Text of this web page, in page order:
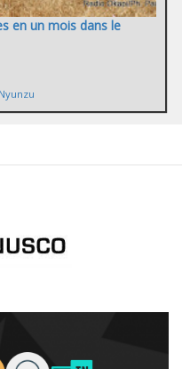
en un mois dans le
Nyunzu